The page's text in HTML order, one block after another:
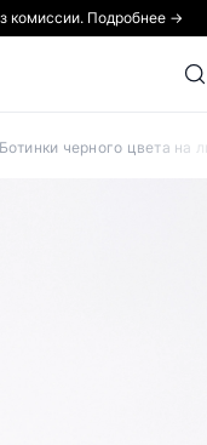
комиссии. Подробнее →
черного цвета на